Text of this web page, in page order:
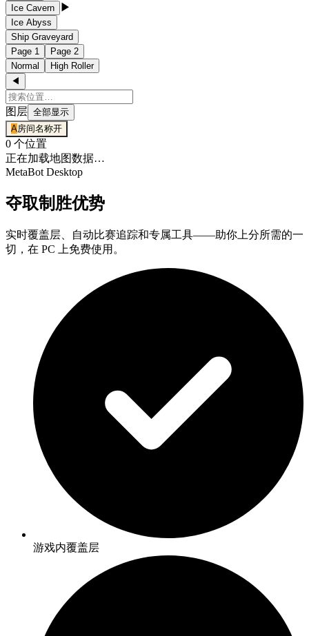
Ice Cavern
▶
Ice Abyss
Ship Graveyard
Page 1
Page 2
Normal
High Roller
◀
图层 全部显示
A房间名称开
0 个位置
正在加载地图数据…
MetaBot Desktop
夺取制胜优势
实时覆盖层、自动比赛追踪和专属工具——助你上分所需的一
切，在 PC 上免费使用。
游戏内覆盖层